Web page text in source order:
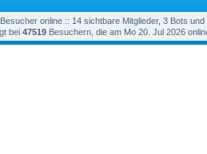
Besucher online :: 14 sichtbare Mitglieder, 3 Bots
bei 47519 Besuchern, die am Mo 20. Jul 2026